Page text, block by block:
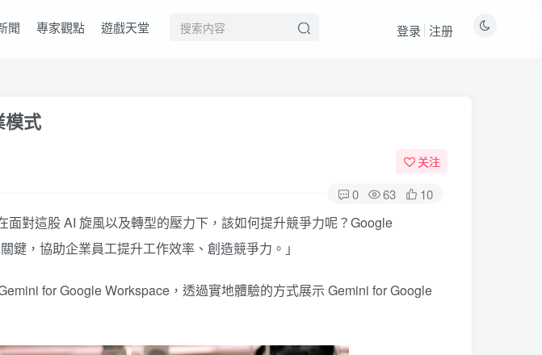
聞 專家觀點 遊戲天堂 登录 注册
模式
关注
0 63 10
對這股 AI 旋風以及轉型的壓力下，該如何提升競爭力呢？Google
，協助企業員工提升工作效率、創造競爭力。」
for Google Workspace，透過實地體驗的方式展示 Gemini for Google